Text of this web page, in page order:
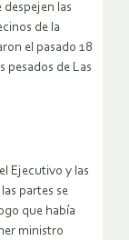
las
de la
el pasado 18
pesados de Las
Ejecutivo y las
partes se
que había
ministro